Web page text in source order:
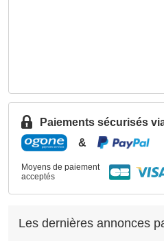
Paiements sécurisés
&
Moyens de paiement
acceptés
Les dernières annonces